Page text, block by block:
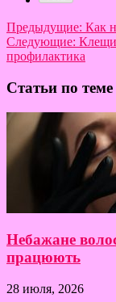
Предыдущие: Как
Следующие: Клещи
профилактика
Статьи по теме
Небажане
працюють
28 июля, 2026